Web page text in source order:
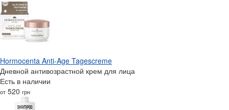
Hormocenta Anti-Age Tagescreme
Дневной антивозрастной крем для лица
Есть в наличии
от 520 грн